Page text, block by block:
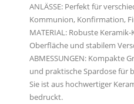
ANLÄSSE: Perfekt für
Kommunion, Konfirmation,
MATERIAL: Robuste
Oberfläche und stabilem
ABMESSUNGEN: Kompakte
und praktische Spardose für
Sie ist aus hochwertiger
bedruckt.